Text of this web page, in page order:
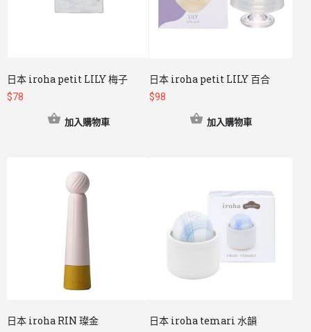
日本 iroha petit LILY 梅子
$78
加入購物車
日本 iroha petit LILY 百合
$98
加入購物車
日本 iroha RIN 璨金 日本 iroha temari 水韻